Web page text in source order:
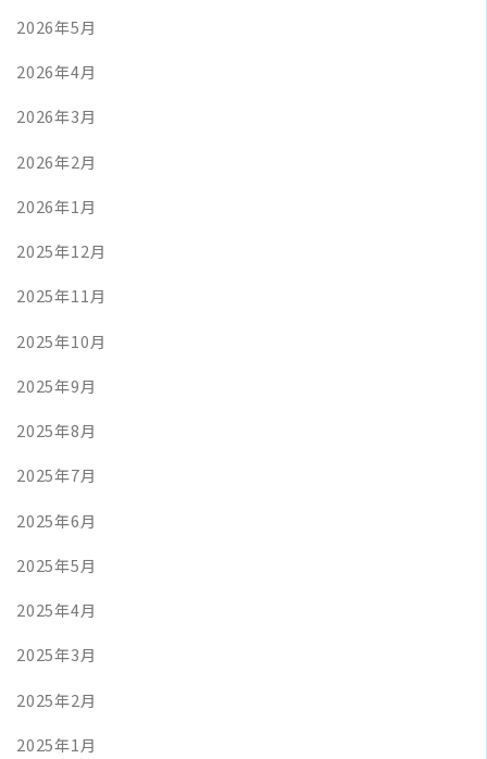
2026年5月
2026年4月
2026年3月
2026年2月
2026年1月
2025年12月
2025年11月
2025年10月
2025年9月
2025年8月
2025年7月
2025年6月
2025年5月
2025年4月
2025年3月
2025年2月
2025年1月